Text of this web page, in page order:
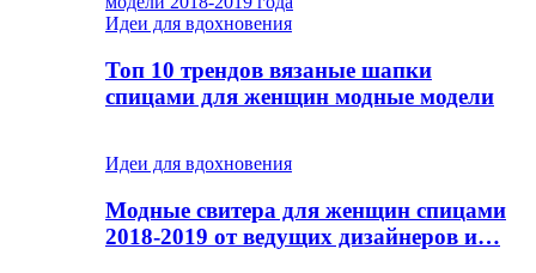
Идеи для вдохновения
Топ 10 трендов вязаные шапки
спицами для женщин модные модели
Идеи для вдохновения
Модные свитера для женщин спицами
2018-2019 от ведущих дизайнеров и…